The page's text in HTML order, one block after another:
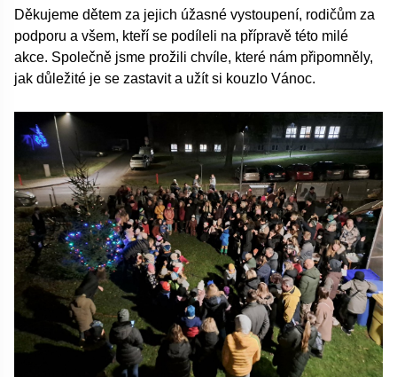
Děkujeme dětem za jejich úžasné vystoupení, rodičům za
podporu a všem, kteří se podíleli na přípravě této milé
akce. Společně jsme prožili chvíle, které nám připomněly,
jak důležité je se zastavit a užít si kouzlo Vánoc.